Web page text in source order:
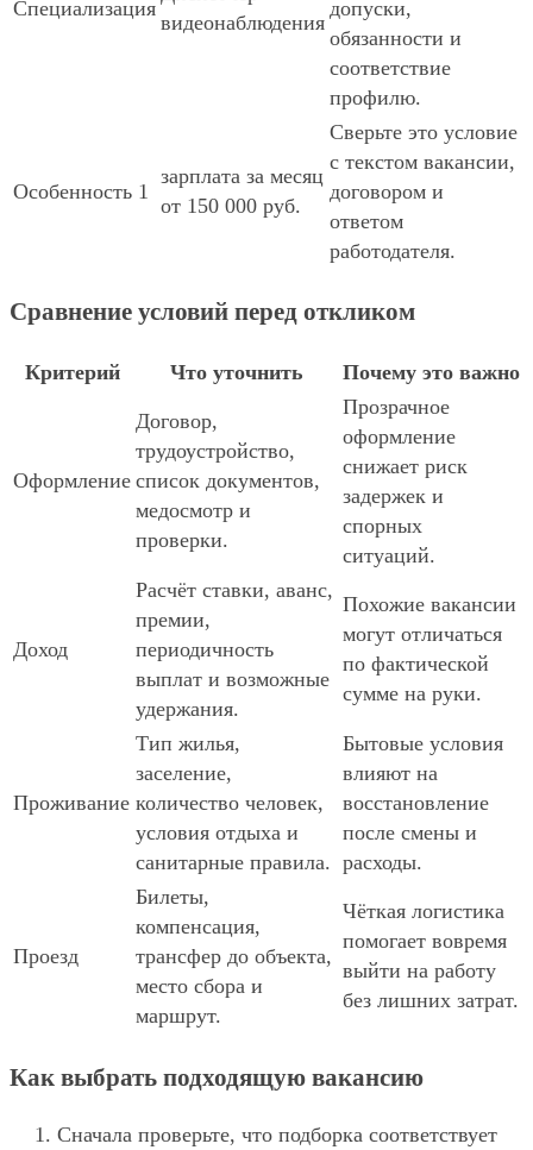
Специализация
видеонаблюдения
допуски,
обязанности и
соответствие
профилю.
Особенность 1
зарплата за месяц
от 150 000 руб.
Сверьте это условие
с текстом вакансии,
договором и
ответом
работодателя.
Сравнение условий перед откликом
Критерий Что уточнить Почему это важно
Оформление
Договор,
трудоустройство,
список документов,
медосмотр и
проверки.
Прозрачное
оформление
снижает риск
задержек и
спорных
ситуаций.
Доход
Расчёт ставки, аванс,
премии,
периодичность
выплат и возможные
удержания.
Похожие вакансии
могут отличаться
по фактической
сумме на руки.
Проживание
Тип жилья,
заселение,
количество человек,
условия отдыха и
санитарные правила.
Бытовые условия
влияют на
восстановление
после смены и
расходы.
Проезд
Билеты,
компенсация,
трансфер до объекта,
место сбора и
маршрут.
Чёткая логистика
помогает вовремя
выйти на работу
без лишних затрат.
Как выбрать подходящую вакансию
Сначала проверьте, что подборка соответствует